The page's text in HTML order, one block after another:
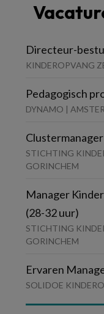
Directeur-
KINDEROPVANG
Pedagogisch
DYNAMO |
STICHTING
GORINCHEM
Manager
(28-32 uur)
STICHTING
GORINCHEM
Ervaren
SOLIDOE